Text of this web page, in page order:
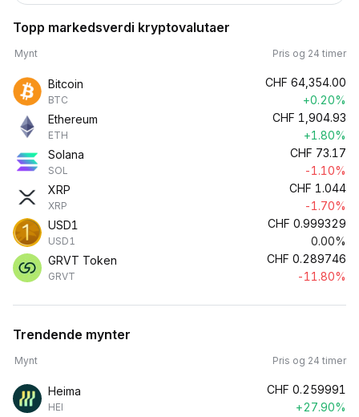
Topp markedsverdi kryptovalutaer
Mynt Pris og 24 timer
Bitcoin
BTC
CHF 64,354.00
+0.20%
Ethereum
ETH
CHF 1,904.93
+1.80%
Solana
SOL
CHF 73.17
-1.10%
XRP
XRP
CHF 1.044
-1.70%
USD1
USD1
CHF 0.999329
0.00%
GRVT Token
GRVT
CHF 0.289746
-11.80%
Trendende mynter
Mynt Pris og 24 timer
Heima
HEI
CHF 0.259991
+27.90%